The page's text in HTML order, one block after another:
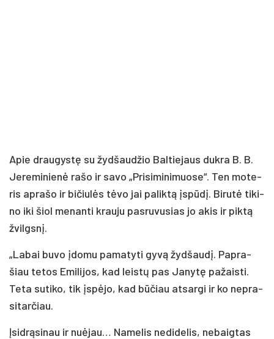
Apie drau­gys­tę su žyd­šau­džio Bal­tie­jaus duk­ra B. B.
Je­re­mi­nie­nė ra­šo ir sa­vo „Pri­si­mi­ni­muo­se“. Ten mo­te­
ris ap­ra­šo ir bi­čiu­lės tė­vo jai pa­lik­tą įspū­dį. Bi­ru­tė ti­ki­
no iki šiol me­nan­ti krau­ju pa­sru­vu­sias jo akis ir pik­tą
žvilgs­nį.
„La­bai bu­vo įdo­mu pa­ma­ty­ti gy­vą žyd­šau­dį. Pap­ra­
šiau te­tos Emi­li­jos, kad leis­tų pas Ja­ny­tę pa­žais­ti.
Te­ta su­ti­ko, tik įspė­jo, kad bū­čiau at­sar­gi ir ko ne­pra­
si­tar­čiau.
Įsid­rą­si­nau ir nuė­jau… Na­me­lis ne­di­de­lis, ne­baig­tas